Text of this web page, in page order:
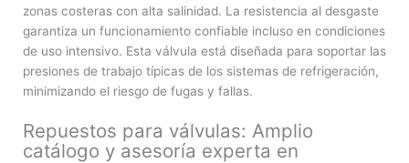
zonas costeras con alta salinidad. La resistencia al desgaste
garantiza un funcionamiento confiable incluso en condiciones
de uso intensivo. Esta válvula está diseñada para soportar las
presiones de trabajo típicas de los sistemas de refrigeración,
minimizando el riesgo de fugas y fallas.
Repuestos para válvulas: Amplio
catálogo y asesoría experta en